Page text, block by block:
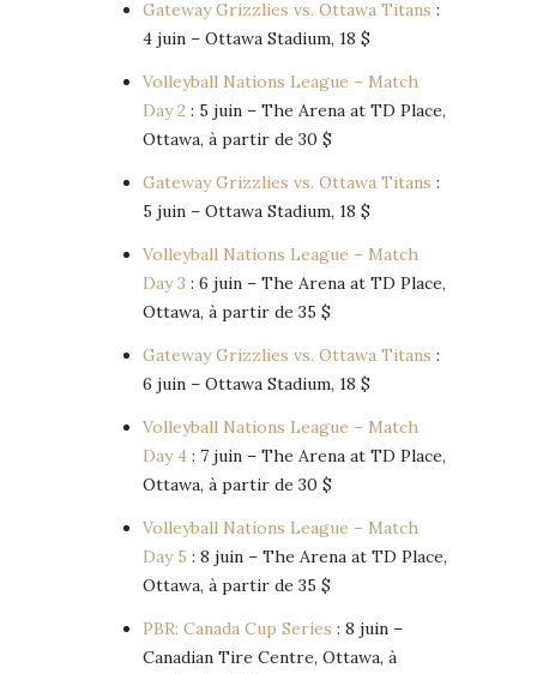
Gateway Grizzlies vs. Ottawa Titans :
4 juin – Ottawa Stadium, 18 $
Volleyball Nations League – Match
Day 2 : 5 juin – The Arena at TD Place,
Ottawa, à partir de 30 $
Gateway Grizzlies vs. Ottawa Titans :
5 juin – Ottawa Stadium, 18 $
Volleyball Nations League – Match
Day 3 : 6 juin – The Arena at TD Place,
Ottawa, à partir de 35 $
Gateway Grizzlies vs. Ottawa Titans :
6 juin – Ottawa Stadium, 18 $
Volleyball Nations League – Match
Day 4 : 7 juin – The Arena at TD Place,
Ottawa, à partir de 30 $
Volleyball Nations League – Match
Day 5 : 8 juin – The Arena at TD Place,
Ottawa, à partir de 35 $
PBR: Canada Cup Series : 8 juin –
Canadian Tire Centre, Ottawa, à